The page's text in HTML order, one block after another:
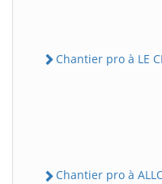
Chantier pro à LE
Chantier pro à